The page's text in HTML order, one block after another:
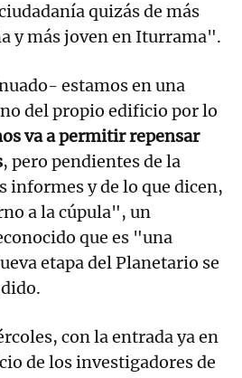
quizás de más
y más joven en Iturrama".
estamos en una
del propio edificio por lo
va a permitir repensar
, pero pendientes de la
informes y de lo que dicen,
a la cúpula", un
que es "una
etapa del Planetario se
con la entrada ya en
de los investigadores de